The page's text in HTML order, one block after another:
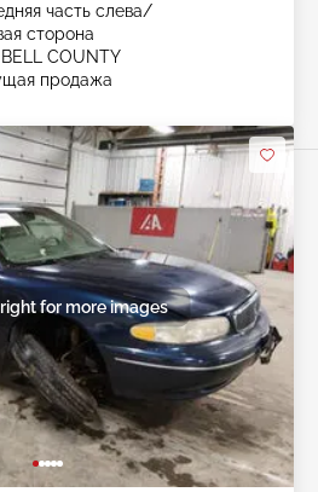
часть слева/
сторона
COUNTY
продажа
for more images